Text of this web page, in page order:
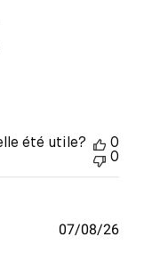
été utile?
0
0
Date
07/08/26